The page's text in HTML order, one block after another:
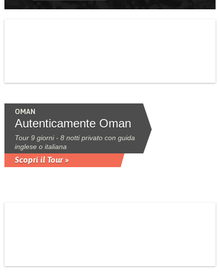
OMAN
Autenticamente Oman
Tour 9 giorni - 8 notti privato con guida
inglese o italiana
Scopri il Tour »